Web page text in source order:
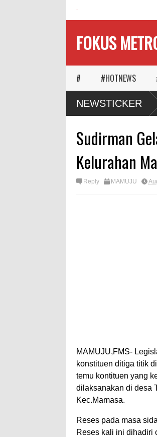
FOKUS
# #HOTNEWS
NEWSTICKER
MAPIA
Tanam
Sudirman
Kelurahan
Reply MAMUJU
MAMUJU,FMS-
konstituen ditiga titik
temu kontituen yang
dilaksanakan di desa
Kec.Mamasa.
Reses pada masa
Reses kali ini dihadiri